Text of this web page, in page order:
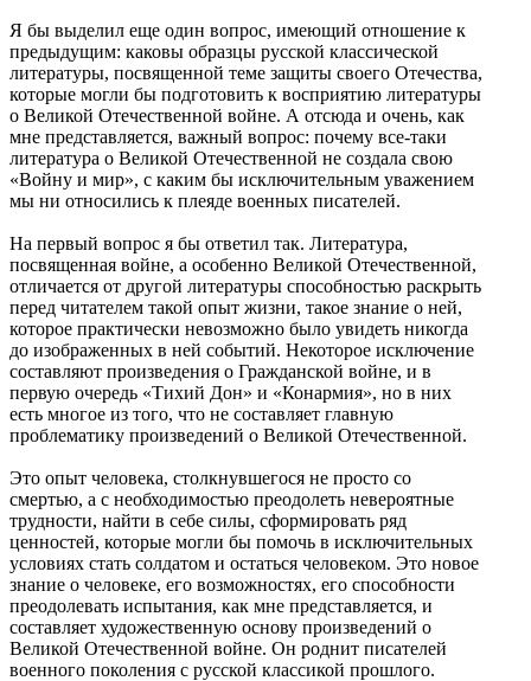
Я бы выделил еще один вопрос, имеющий отношение к
предыдущим: каковы образцы русской классической
литературы, посвященной теме защиты своего Отечества,
которые могли бы подготовить к восприятию литературы
о Великой Отечественной войне. А отсюда и очень, как
мне представляется, важный вопрос: почему все-таки
литература о Великой Отечественной не создала свою
«Войну и мир», с каким бы исключительным уважением
мы ни относились к плеяде военных писателей.
На первый вопрос я бы ответил так. Литература,
посвященная войне, а особенно Великой Отечественной,
отличается от другой литературы способностью раскрыть
перед читателем такой опыт жизни, такое знание о ней,
которое практически невозможно было увидеть никогда
до изображенных в ней событий. Некоторое исключение
составляют произведения о Гражданской войне, и в
первую очередь «Тихий Дон» и «Конармия», но в них
есть многое из того, что не составляет главную
проблематику произведений о Великой Отечественной.
Это опыт человека, столкнувшегося не просто со
смертью, а с необходимостью преодолеть невероятные
трудности, найти в себе силы, сформировать ряд
ценностей, которые могли бы помочь в исключительных
условиях стать солдатом и остаться человеком. Это новое
знание о человеке, его возможностях, его способности
преодолевать испытания, как мне представляется, и
составляет художественную основу произведений о
Великой Отечественной войне. Он роднит писателей
военного поколения с русской классикой прошлого.